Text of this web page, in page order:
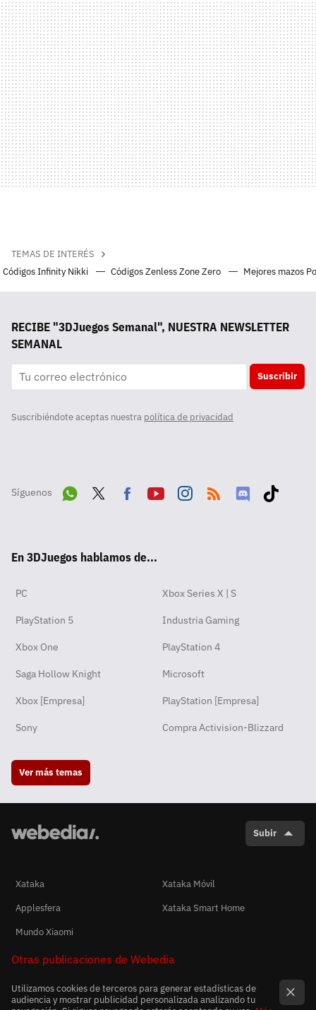
TEMAS DE INTERÉS
Códigos Infinity Nikki
Códigos Zenless Zone Zero Mejores mazos
RECIBE "3DJuegos Semanal", NUESTRA NEWSLETTER
SEMANAL
Suscribir
Suscribiéndote aceptas nuestra política de privacidad
Síguenos
pp
ok
En 3DJuegos hablamos de...
PC Xbox Series X | S
PlayStation 5 Industria Gaming
Xbox One PlayStation 4
Saga Hollow Knight Microsoft
Xbox [Empresa] PlayStation [Empresa]
Sony Compra Activision-Blizzard
Ver más temas
Subir
Xataka
Xataka Móvil
Applesfera
Xataka Smart Home
Mundo Xiaomi
Otras publicaciones de Webedia
Utilizamos cookies de terceros para generar estadísticas de
audiencia y mostrar publicidad personalizada analizando tu